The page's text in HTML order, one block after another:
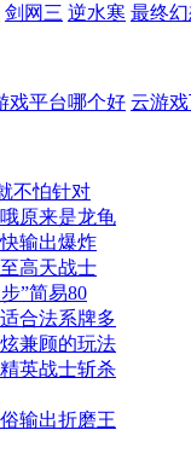
剑网三 逆水寒 最终
戏平台哪个好 云游
不怕针对
原来是龙龟
输出爆炸
高天战士
”简易80
合法系牌多
兼顾的玩法
英战士斩杀
输出折磨王